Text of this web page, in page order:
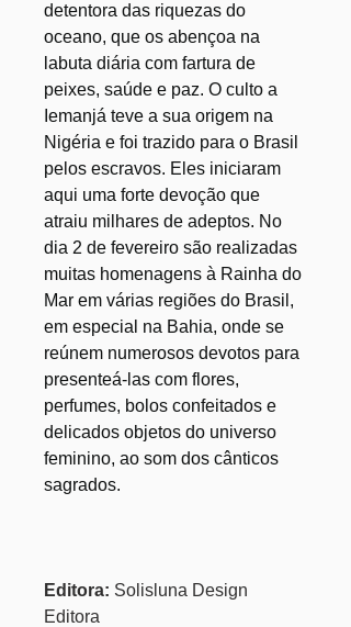
detentora das riquezas do
oceano, que os abençoa na
labuta diária com fartura de
peixes, saúde e paz. O culto a
Iemanjá teve a sua origem na
Nigéria e foi trazido para o Brasil
pelos escravos. Eles iniciaram
aqui uma forte devoção que
atraiu milhares de adeptos. No
dia 2 de fevereiro são realizadas
muitas homenagens à Rainha do
Mar em várias regiões do Brasil,
em especial na Bahia, onde se
reúnem numerosos devotos para
presenteá-las com flores,
perfumes, bolos confeitados e
delicados objetos do universo
feminino, ao som dos cânticos
sagrados.
Editora: Solisluna Design
Editora